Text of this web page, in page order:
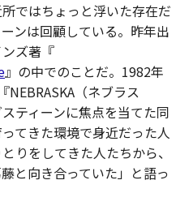
ではちょっと浮いた存在だ
ンは回顧している。昨年出
ズ著『
』の中でのことだ。1982年
NEBRASKA（ネブラス
ティーンに焦点を当てた同
てきた環境で身近だった人
りをしてきた人たちから、
と向き合っていた」と語っ